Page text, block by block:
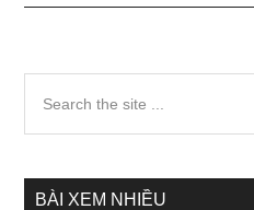
Sidebar
chính
the
BÀI XEM NHIỀU